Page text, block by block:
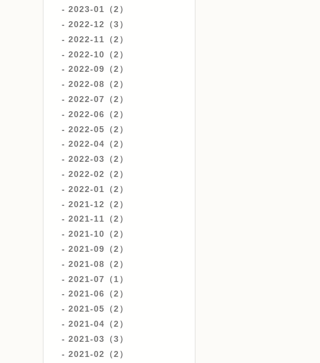
2023-01（2）
2022-12（3）
2022-11（2）
2022-10（2）
2022-09（2）
2022-08（2）
2022-07（2）
2022-06（2）
2022-05（2）
2022-04（2）
2022-03（2）
2022-02（2）
2022-01（2）
2021-12（2）
2021-11（2）
2021-10（2）
2021-09（2）
2021-08（2）
2021-07（1）
2021-06（2）
2021-05（2）
2021-04（2）
2021-03（3）
2021-02（2）